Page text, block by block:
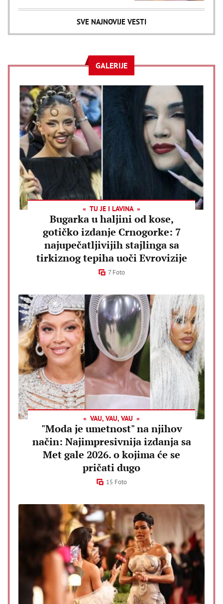
SVE NAJNOVIJE VESTI
GALERIJE
TU JE I LAVINA
Bugarka u haljini od kose,
gotičko izdanje Crnogorke: 7
najupečatljivijih stajlinga sa
tirkiznog tepiha uoči Evrovizije
7 Foto
VAU, VAU, VAU
"Moda je umetnost" na njihov
način: Najimpresivnija izdanja sa
Met gale 2026. o kojima će se
pričati dugo
15 Foto